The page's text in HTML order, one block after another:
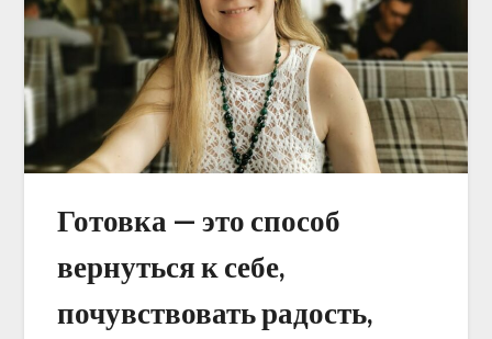
Готовка — это способ
вернуться к себе,
почувствовать радость,